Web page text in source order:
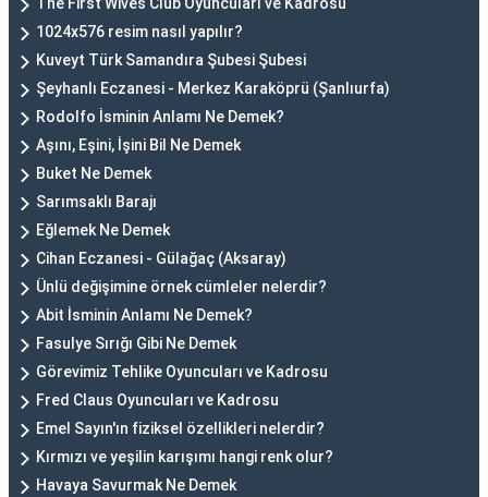
1024x576 resim nasıl yapılır?
Kuveyt Türk Samandıra Şubesi Şubesi
Şeyhanlı Eczanesi - Merkez Karaköprü (Şanlıurfa)
Rodolfo İsminin Anlamı Ne Demek?
Aşını, Eşini, İşini Bil Ne Demek
Buket Ne Demek
Sarımsaklı Barajı
Eğlemek Ne Demek
Cihan Eczanesi - Gülağaç (Aksaray)
Ünlü değişimine örnek cümleler nelerdir?
Abit İsminin Anlamı Ne Demek?
Fasulye Sırığı Gibi Ne Demek
Görevimiz Tehlike Oyuncuları ve Kadrosu
Fred Claus Oyuncuları ve Kadrosu
Emel Sayın'ın fiziksel özellikleri nelerdir?
Kırmızı ve yeşilin karışımı hangi renk olur?
Havaya Savurmak Ne Demek